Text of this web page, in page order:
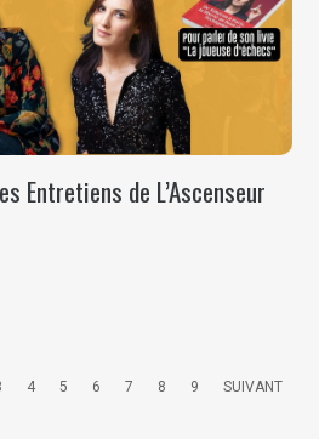
Entretiens de L’Ascenseur
4 5 6 7 8 9 SUIVANT